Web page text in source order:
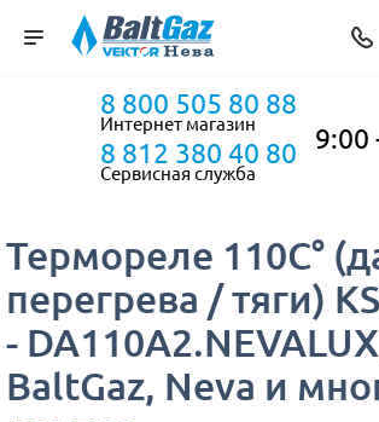
8 800 505 80 88
Интернет магазин
8 812 380 40 80
Сервисная служба
9:00
Термореле 110С°
перегрева / тяги)
-
BaltGaz, Neva и